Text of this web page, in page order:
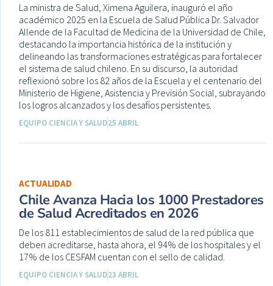
La ministra de Salud, Ximena Aguilera, inauguró el año
académico 2025 en la Escuela de Salud Pública Dr. Salvador
Allende de la Facultad de Medicina de la Universidad de Chile,
destacando la importancia histórica de la institución y
delineando las transformaciones estratégicas para fortalecer
el sistema de salud chileno. En su discurso, la autoridad
reflexionó sobre los 82 años de la Escuela y el centenario del
Ministerio de Higiene, Asistencia y Previsión Social, subrayando
los logros alcanzados y los desafíos persistentes.
EQUIPO CIENCIA Y SALUD25 ABRIL
ACTUALIDAD
Chile Avanza Hacia los 1000 Prestadores
de Salud Acreditados en 2026
De los 811 establecimientos de salud de la red pública que
deben acreditarse, hasta ahora, el 94% de los hospitales y el
17% de los CESFAM cuentan con el sello de calidad.
EQUIPO CIENCIA Y SALUD23 ABRIL